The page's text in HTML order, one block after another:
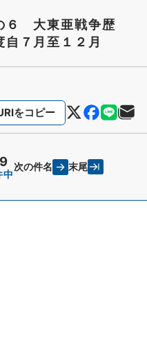
６ 大東亜戦争歴
７月至１２月
をコピー
中
次の件名 末尾